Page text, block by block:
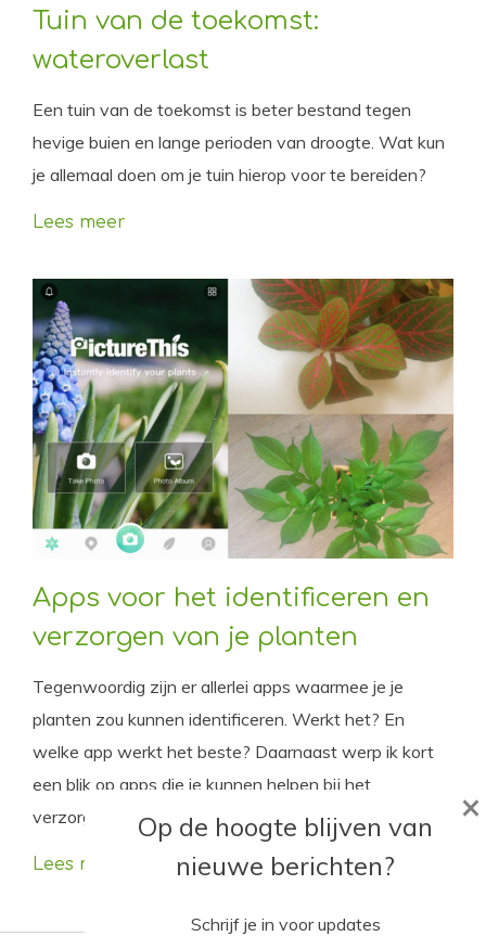
Tuin van de toekomst:
wateroverlast
Een tuin van de toekomst is beter bestand tegen
hevige buien en lange perioden van droogte. Wat kun
je allemaal doen om je tuin hierop voor te bereiden?
Lees meer
Apps voor het identificeren en
verzorgen van je planten
Tegenwoordig zijn er allerlei apps waarmee je je
planten zou kunnen identificeren. Werkt het? En
welke app werkt het beste? Daarnaast werp ik kort
een blik op apps die je kunnen helpen bij het
verzorgen van je planten.
Lees meer
Op de hoogte blijven van
nieuwe berichten?
Schrijf je in voor updates
×